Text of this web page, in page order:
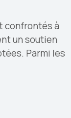
confrontés à
un soutien
Parmi les